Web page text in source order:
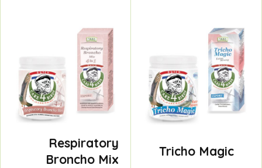
Tricho Magic
Respiratory
Broncho Mix